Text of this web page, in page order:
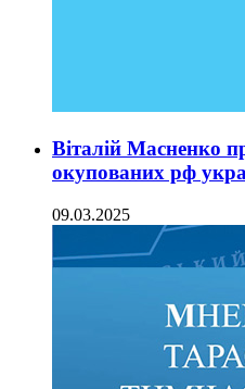
Віталій Масненко
окупованих рф
09.03.2025